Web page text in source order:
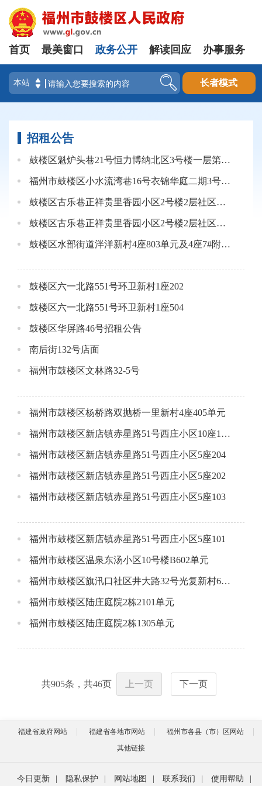
登录
首页 最美窗口 政务公开 解读回应 办事服务
长者模式
招租公告
鼓楼区魁炉头巷21号恒力博纳北区3号楼一层第一间公开招租公告
福州市鼓楼区小水流湾巷16号衣锦华庭二期3号楼一层店面（大间）
鼓楼区古乐巷正祥贵里香园小区2号楼2层社区配套用房A（东侧）
鼓楼区古乐巷正祥贵里香园小区2号楼2层社区配套用房B(西侧）
鼓楼区水部街道泮洋新村4座803单元及4座7#附属间
鼓楼区六一北路551号环卫新村1座202
鼓楼区六一北路551号环卫新村1座504
鼓楼区华屏路46号招租公告
南后街132号店面
福州市鼓楼区文林路32-5号
福州市鼓楼区杨桥路双抛桥一里新村4座405单元
福州市鼓楼区新店镇赤星路51号西庄小区10座1801
福州市鼓楼区新店镇赤星路51号西庄小区5座204
福州市鼓楼区新店镇赤星路51号西庄小区5座202
福州市鼓楼区新店镇赤星路51号西庄小区5座103
福州市鼓楼区新店镇赤星路51号西庄小区5座101
福州市鼓楼区温泉东汤小区10号楼B602单元
福州市鼓楼区旗汛口社区井大路32号光复新村6座3层
福州市鼓楼区陆庄庭院2栋2101单元
福州市鼓楼区陆庄庭院2栋1305单元
共905条，共46页 上一页 下一页
福建省政府网站 福建省各地市网站
福州市各县（市）区网站
其他链接
今日更新 隐私保护 网站地图 联系我们 使用帮助